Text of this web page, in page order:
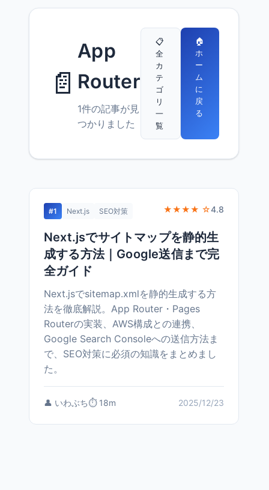
📄
App
Router
1件の記事が見
つかりました
📋
全
カ
テ
ゴ
リ
一
覧
🏠
ホ
ー
ム
に
戻
る
#1 Next.js SEO対策 ★★★★ ☆4.8
Next.jsでサイトマップを静的生
成する方法｜Google送信まで完
全ガイド
Next.jsでsitemap.xmlを静的生成する方
法を徹底解説。App Router・Pages
Routerの実装、AWS構成との連携、
Google Search Consoleへの送信方法ま
で、SEO対策に必須の知識をまとめまし
た。
👤 いわぶち⏱️ 18m 2025/12/23